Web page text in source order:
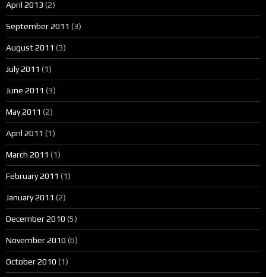
April 2013 (2)
September 2011 (3)
August 2011 (3)
July 2011 (1)
June 2011 (3)
May 2011 (2)
April 2011 (1)
March 2011 (1)
February 2011 (1)
January 2011 (2)
December 2010 (5)
November 2010 (6)
October 2010 (1)